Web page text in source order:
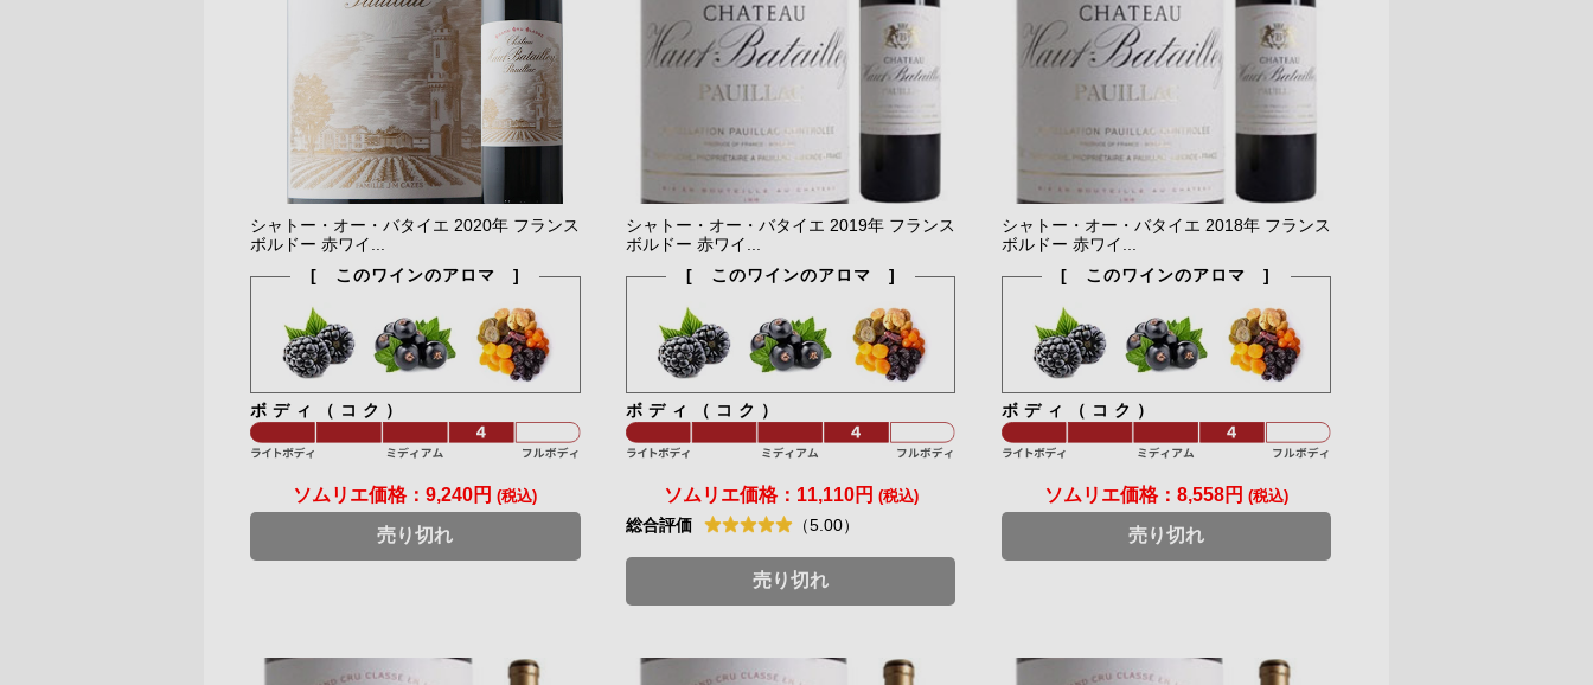
シャトー・オー・バタイエ 2020年 フランス
ボルドー 赤ワイ...
[ このワインのアロマ ]
ボディ（コク）
ソムリエ価格：9,240円 (税込)
売り切れ
シャトー・オー・バタイエ 2019年 フランス
ボルドー 赤ワイ...
[ このワインのアロマ ]
ボディ（コク）
ソムリエ価格： 11,110円 (税込)
総合評価 （5.00）
売り切れ
シャトー・オー・バタイエ 2018年 フランス
ボルドー 赤ワイ...
[ このワインのアロマ ]
ボディ（コク）
ソムリエ価格： 8,558円 (税込)
売り切れ